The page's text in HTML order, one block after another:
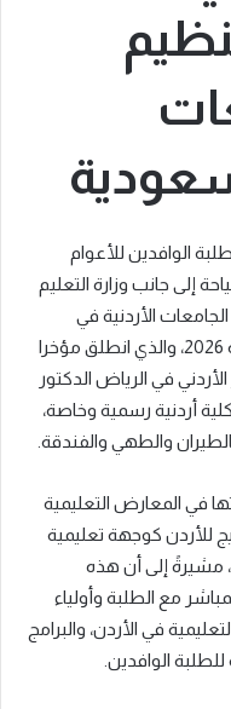
الوافدين للأعوام
إلى جانب وزارة التعليم
الأردنية في
المملكة العربية السعودية – الدورة الثانية 2026، والذي انطلق مؤخرا
في الرياض الدكتور
(20) جامعة وكلية أردنية رسمية وخاصة،
والطهي والفندقة.
في المعارض التعليمية
للأردن كوجهة تعليمية
مشيرةً إلى أن هذه
مع الطلبة وأولياء
في الأردن، والبرامج
الوافدين.